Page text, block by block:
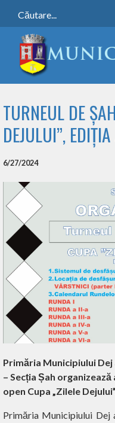
TURNEUL DE
DEJULUI”,
6/27/2024
Primăria Municipiului
– Secția Șah
open Cupa „Zilele
Primăria Municipiului Dej